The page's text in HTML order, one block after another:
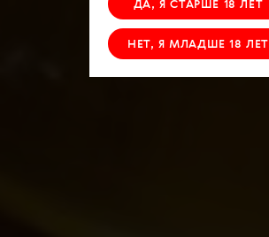
ДА, Я СТАРШЕ 18 ЛЕТ
НЕТ, Я МЛАДШЕ 18 ЛЕТ